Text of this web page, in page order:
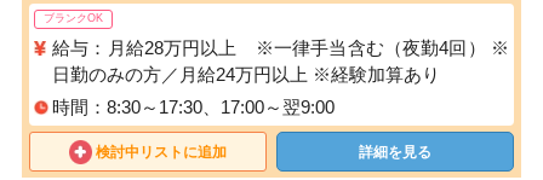
ブランクOK
給与：月給28万円以上 ※一律手当含む（夜勤4回） ※
日勤のみの方／月給24万円以上 ※経験加算あり
時間：8:30～17:30、17:00～翌9:00
検討中リストに追加 詳細を見る